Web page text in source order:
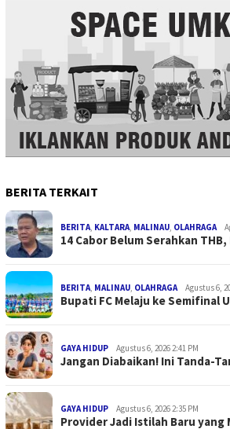
BERITA TERKAIT
BERITA KALTARA MALINAU OLAHRAGA
14 Cabor Belum Serahkan
BERITA MALINAU OLAHRAGA Agustus 6,
Bupati FC Melaju ke Semifinal
GAYA HIDUP Agustus 6, 2026 2:41 PM
Jangan Diabaikan! Ini Tanda-
GAYA HIDUP Agustus 6, 2026 2:35 PM
Provider Jadi Istilah Baru